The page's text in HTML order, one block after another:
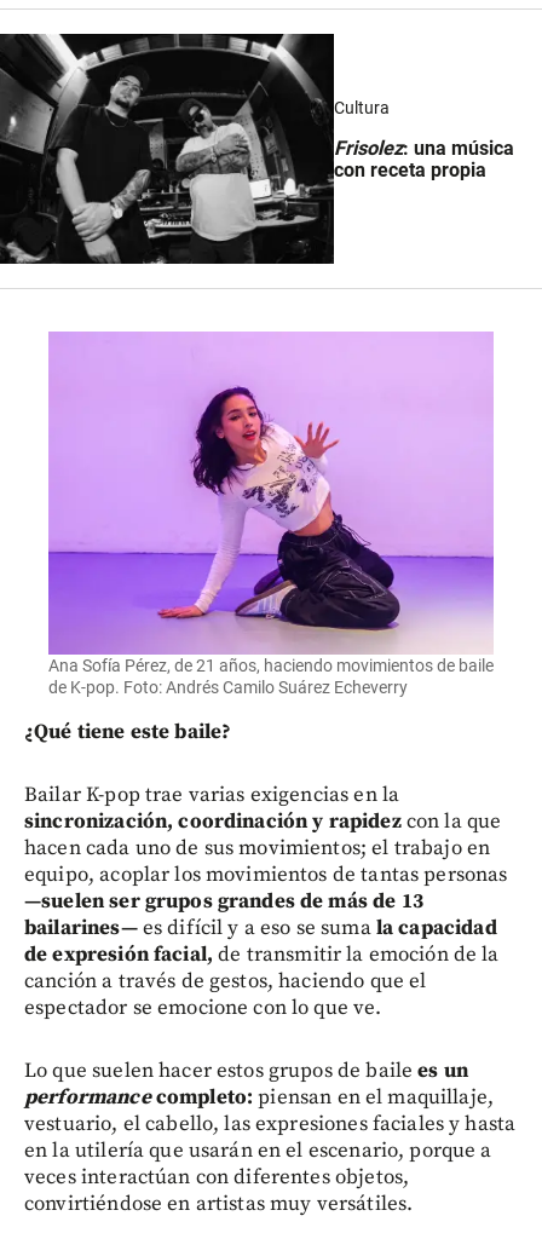
Cultura
Frisolez: una música
con receta propia
Ana Sofía Pérez, de 21 años, haciendo movimientos de baile
de K-pop. Foto: Andrés Camilo Suárez Echeverry
¿Qué tiene este baile?
Bailar K-pop trae varias exigencias en la
sincronización, coordinación y rapidezcon la que
hacen cada uno de sus movimientos; el trabajo en
equipo, acoplar los movimientos de tantas personas
—suelen ser grupos grandes de más de 13
bailarines—es difícil y a eso se sumala capacidad
de expresión facial, de transmitir la emoción de la
canción a través de gestos, haciendo que el
espectador se emocione con lo que ve.
Lo que suelen hacer estos grupos de bailees un
performancecompleto:piensan en el maquillaje,
vestuario, el cabello, las expresiones faciales y hasta
en la utilería que usarán en el escenario, porque a
veces interactúan con diferentes objetos,
convirtiéndose en artistas muy versátiles.